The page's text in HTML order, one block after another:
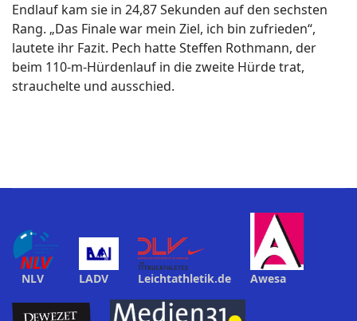
Endlauf kam sie in 24,87 Sekunden auf den sechsten
Rang. „Das Finale war mein Ziel, ich bin zufrieden“,
lautete ihr Fazit. Pech hatte Steffen Rothmann, der
beim 110-m-Hürdenlauf in die zweite Hürde trat,
strauchelte und ausschied.
NLV LADV Leichtathletik.de Awesa